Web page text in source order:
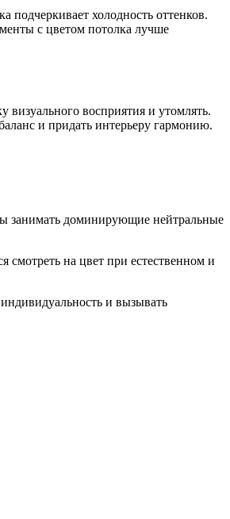
подчеркивает холодность оттенков.
с цветом потолка лучше
визуального восприятия и утомлять.
и придать интерьеру гармонию.
занимать доминирующие нейтральные
смотреть на цвет при естественном и
и вызывать